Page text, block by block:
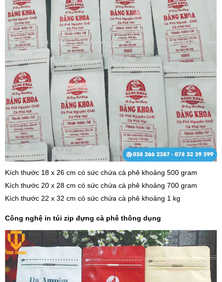
Kích thước 18 x 26 cm có sức chứa cà phê khoảng 500 gram
Kích thước 20 x 28 cm có sức chứa cà phê khoảng 700 gram
Kích thước 22 x 32 cm có sức chứa cà phê khoảng 1 kg
Công nghệ in túi zip đựng cà phê thông dụng